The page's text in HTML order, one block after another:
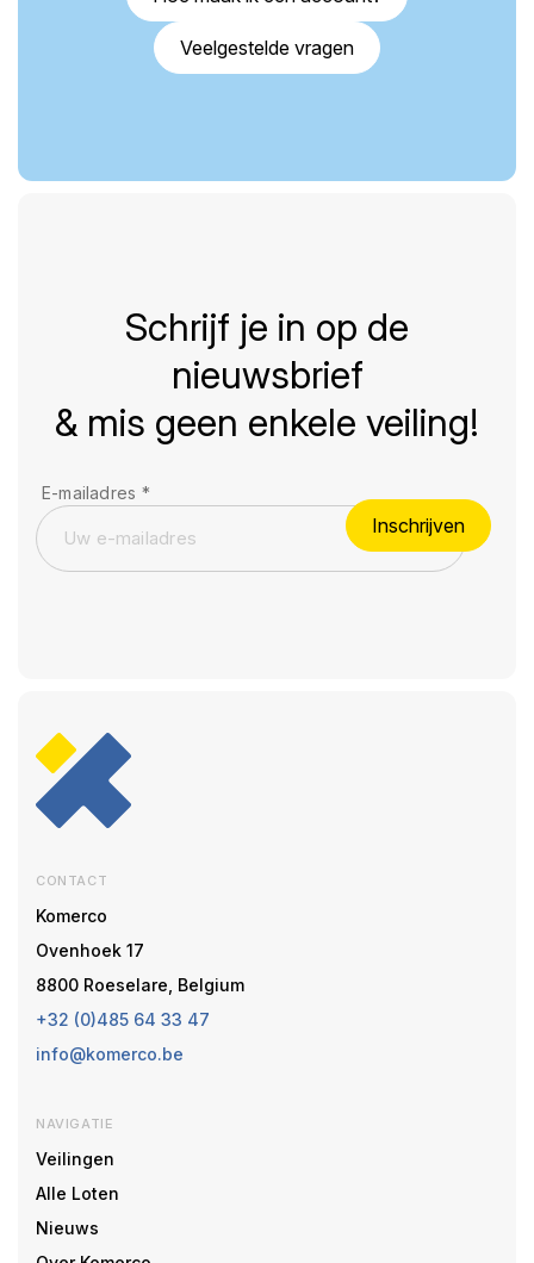
Veelgestelde vragen
Schrijf je in op de
nieuwsbrief
& mis geen enkele veiling!
E-mailadres *
Inschrijven
CONTACT
Komerco
Ovenhoek 17
8800 Roeselare, Belgium
+32 (0)485 64 33 47
info@komerco.be
NAVIGATIE
Veilingen
Alle Loten
Nieuws